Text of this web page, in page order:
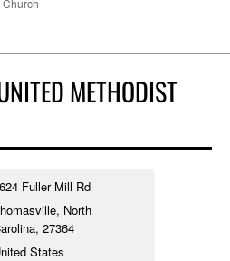
METHODIST
Fuller Mill Rd
North
27364
States